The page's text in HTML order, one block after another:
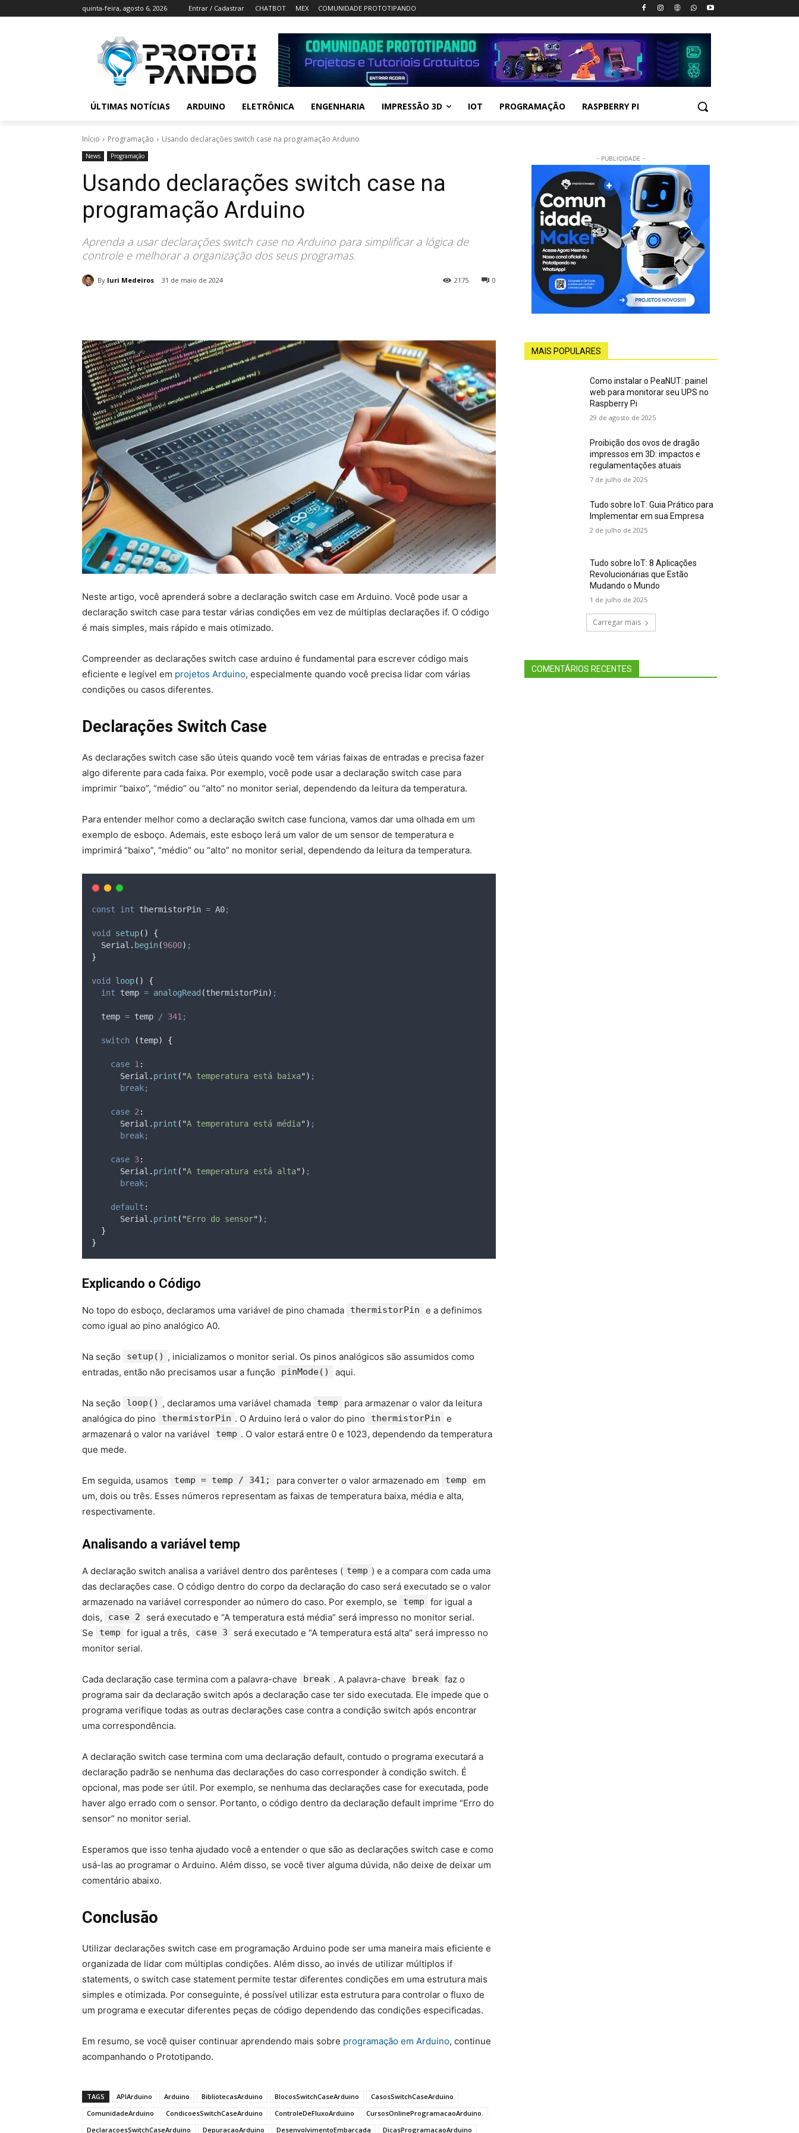
quinta-feira, agosto 6, 2026 Entrar / Cadastrar CHATBOT MEX COMUNIDADE PROTOTIPANDO
ÚLTIMAS NOTÍCIAS ARDUINO ELETRÔNICA ENGENHARIA IMPRESSÃO 3D IOT PROGRAMAÇÃO RASPBERRY PI
Início Programação Usando declarações switch case na programação Arduino
News Programação
Usando declarações switch case na
programação Arduino
Aprenda a usar declarações switch case no Arduino para simplificar a lógica de
controle e melhorar a organização dos seus programas.
By Iuri Medeiros 31 de maio de 2024 0
2175
Neste artigo, você aprenderá sobre a declaração switch case em Arduino. Você pode usar a
declaração switch case para testar várias condições em vez de múltiplas declarações if. O código
é mais simples, mais rápido e mais otimizado.
Compreender as declarações switch case arduino é fundamental para escrever código mais
eficiente e legível em projetos Arduino, especialmente quando você precisa lidar com várias
condições ou casos diferentes.
Declarações Switch Case
As declarações switch case são úteis quando você tem várias faixas de entradas e precisa fazer
algo diferente para cada faixa. Por exemplo, você pode usar a declaração switch case para
imprimir “baixo”, “médio” ou “alto” no monitor serial, dependendo da leitura da temperatura.
Para entender melhor como a declaração switch case funciona, vamos dar uma olhada em um
exemplo de esboço. Ademais, este esboço lerá um valor de um sensor de temperatura e
imprimirá “baixo”, “médio” ou “alto” no monitor serial, dependendo da leitura da temperatura.
const int thermistorPin = A0;
void setup()
{
Serial . begin(9600) ;
}
void loop()
{
int temp = analogRead (thermistorPin) ;
  temp
= temp / 341 ;
switch (temp) {
case 1 :
Serial . print ( "A temperatura está baixa") ;
break;
case 2 :
Serial . print ( "A temperatura está média") ;
break;
case 3:
Serial . print ( "A temperatura está alta") ;
break;
default :
Serial . print ( "Erro do sensor") ;
}
}
Explicando o Código
No topo do esboço, declaramos uma variável de pino chamada thermistorPin
e a definimos
como igual ao pino analógico A0.
Na seção setup() , inicializamos o monitor serial. Os pinos analógicos são assumidos como
entradas, então não precisamos usar a função
pinMode() aqui.
Na seção loop() , declaramos uma variável chamada temp
para armazenar o valor da leitura
analógica do pino
thermistorPin . O Arduino lerá o valor do pino thermistorPin
e
armazenará o valor na variável
temp . O valor estará entre 0 e 1023, dependendo da temperatura
que mede.
Em seguida, usamos temp = temp / 341; para converter o valor armazenado em temp
em
um, dois ou três. Esses números representam as faixas de temperatura baixa, média e alta,
respectivamente.
Analisando a variável temp
A declaração switch analisa a variável dentro dos parênteses ( temp ) e a compara com cada uma
das declarações case. O código dentro do corpo da declaração do caso será executado se o valor
armazenado na variável corresponder ao número do caso. Por exemplo, se
temp
for igual a
dois,
case 2
será executado e “A temperatura está média” será impresso no monitor serial.
Se
temp for igual a três, case 3
será executado e “A temperatura está alta” será impresso no
monitor serial.
Cada declaração case termina com a palavra-chave break . A palavra-chave break faz o
programa sair da declaração switch após a declaração case ter sido executada. Ele impede que o
programa verifique todas as outras declarações case contra a condição switch após encontrar
uma correspondência.
A declaração switch case termina com uma declaração default, contudo o programa executará a
declaração padrão se nenhuma das declarações do caso corresponder à condição switch. É
opcional, mas pode ser útil. Por exemplo, se nenhuma das declarações case for executada, pode
haver algo errado com o sensor. Portanto, o código dentro da declaração default imprime “Erro do
sensor” no monitor serial.
Esperamos que isso tenha ajudado você a entender o que são as declarações switch case e como
usá-las ao programar o Arduino. Além disso, se você tiver alguma dúvida, não deixe de deixar um
comentário abaixo.
Conclusão
Utilizar declarações switch case em programação Arduino pode ser uma maneira mais eficiente e
organizada de lidar com múltiplas condições. Além disso, ao invés de utilizar múltiplos if
statements, o switch case statement permite testar diferentes condições em uma estrutura mais
simples e otimizada. Por conseguinte, é possível utilizar esta estrutura para controlar o fluxo de
um programa e executar diferentes peças de código dependendo das condições especificadas.
Em resumo, se você quiser continuar aprendendo mais sobre programação em Arduino, continue
acompanhando o Prototipando.
TAGS APIArduino Arduino BibliotecasArduino BlocosSwitchCaseArduino
CasosSwitchCaseArduino
ComunidadeArduino
CondicoesSwitchCaseArduino ControleDeFluxoArduino
CursosOnlineProgramacaoArduino.
DeclaracoesSwitchCaseArduino
DepuracaoArduino DesenvolvimentoEmbarcada DicasProgramacaoArduino
- PUBLICIDADE -
MAIS POPULARES
Como instalar o PeaNUT: painel
web para monitorar seu UPS no
Raspberry Pi
29 de agosto de 2025
Proibição dos ovos de dragão
impressos em 3D: impactos e
regulamentações atuais
7 de julho de 2025
Tudo sobre IoT: Guia Prático para
Implementar em sua Empresa
2 de julho de 2025
Tudo sobre IoT: 8 Aplicações
Revolucionárias que Estão
Mudando o Mundo
1 de julho de 2025
Carregar mais
COMENTÁRIOS RECENTES